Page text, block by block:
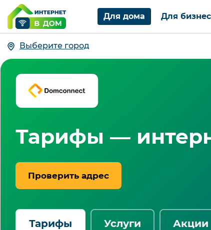
Для дома Для
Выберите город
Тарифы —
Проверить адрес
Тарифы Услуги Акции